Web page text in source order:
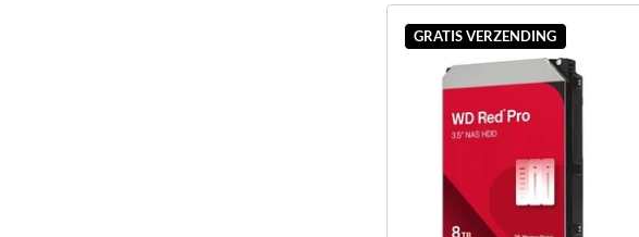
GRATIS VERZENDING